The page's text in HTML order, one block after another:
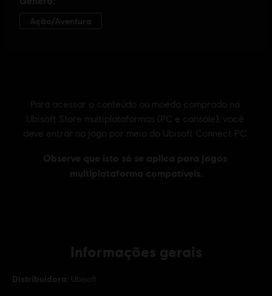
Informações gerais
Distribuidora: Ubisoft